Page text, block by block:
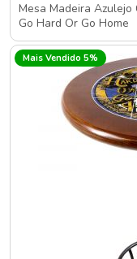
Mesa Madeira
Go Hard Or Go Home
Mais Vendido 5%